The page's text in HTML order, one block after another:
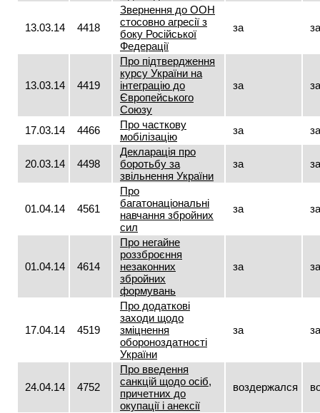
13.03.14 4418
Звернення до ООН
стосовно агресії з
боку Російської
Федерації
за за
13.03.14 4419
Про підтвердження
курсу України на
інтеграцію до
Європейського
Союзу
за за
17.03.14 4466
Про часткову
мобілізацію
за за
20.03.14 4498
Декларація про
боротьбу за
звільнення України
за за
01.04.14 4561
Про
багатонаціональні
навчання збройних
сил
за за
01.04.14 4614
Про негайне
роззброєння
незаконних
збройних
формувань
за за
17.04.14 4519
Про додаткові
заходи щодо
зміцнення
обороноздатності
України
за за
24.04.14 4752
Про введення
санкцій щодо осіб,
причетних до
окупації і анексії
воздержался